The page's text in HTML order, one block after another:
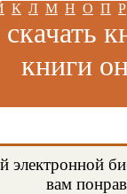
К Л М Н О П Р
книги
вам